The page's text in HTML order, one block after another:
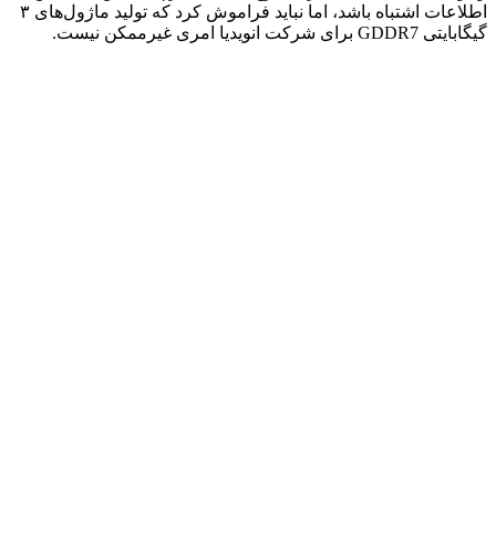
اطلاعات اشتباه باشد، اما نباید فراموش کرد که تولید ماژول‌های ۳
گیگابایتی GDDR7 برای شرکت انویدیا امری غیرممکن نیست.